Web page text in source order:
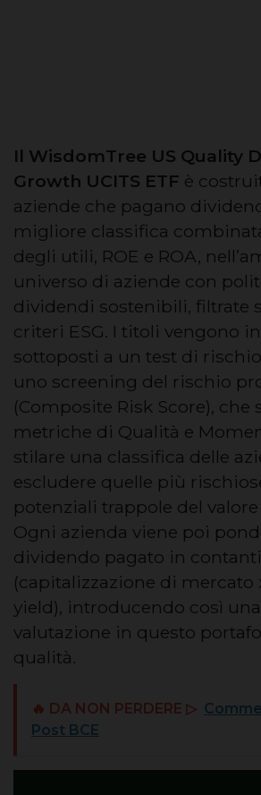
Il WisdomTree US Quality
Growth UCITS ETF è
aziende che pagano
migliore classifica
degli utili, ROE e ROA,
universo di aziende con
dividendi sostenibili, filtrate
criteri ESG. I titoli vengono
sottoposti a un test di
uno screening del rischio
(Composite Risk Score), che
metriche di Qualità e
stilare una classifica delle
escludere quelle più
potenziali trappole del valore
Ogni azienda viene poi
dividendo pagato in contanti
(capitalizzazione di mercato
yield), introducendo così
valutazione in questo
qualità.
🔥 DA NON PERDERE ▷
Post BCE